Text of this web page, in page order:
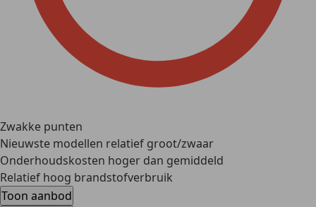
Zwakke punten
Nieuwste modellen relatief groot/zwaar
Onderhoudskosten hoger dan gemiddeld
Relatief hoog brandstofverbruik
Toon aanbod